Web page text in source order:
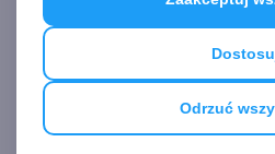
Odrzuć
WINDOWS 10
Build
Store
Apps w